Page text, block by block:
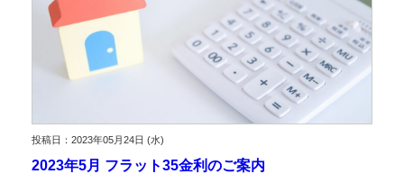
投稿日：2023年05月24日 (水)
2023年5月 フラット35金利のご案内